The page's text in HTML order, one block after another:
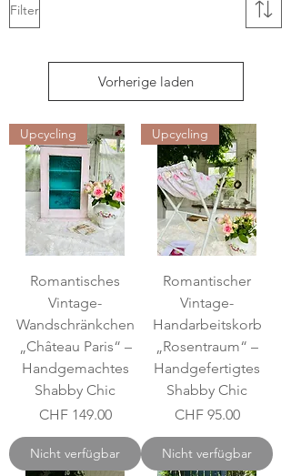
Filter
Vorherige laden
Upcycling
Romantisches
Vintage-
Wandschränkchen
„Château Paris“ –
Handgemachtes
Shabby Chic
Preis
CHF 149.00
Nicht verfügbar
Upcycling
Romantischer
Vintage-
Handarbeitskorb
„Rosentraum“ –
Handgefertigtes
Shabby Chic
Preis
CHF 95.00
Nicht verfügbar